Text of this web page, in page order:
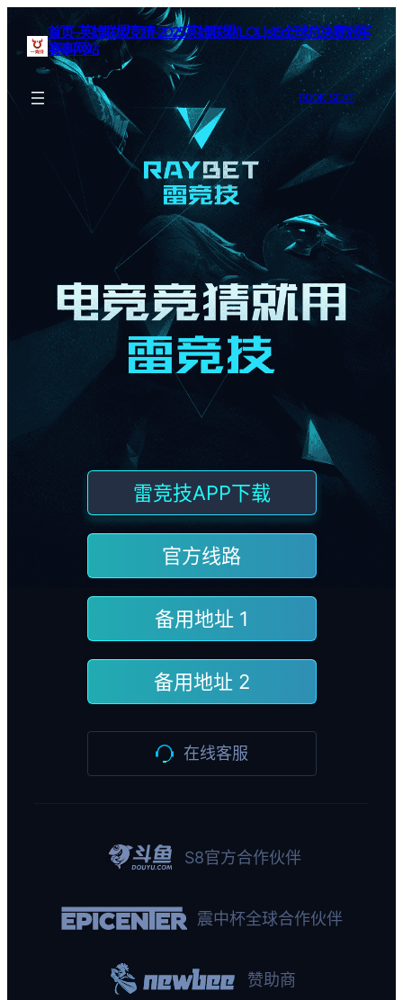
首页–英雄联盟竞猜-2025英雄联盟(LOL)s15全球总决赛冠军
赛事网站
BOOK SEAT